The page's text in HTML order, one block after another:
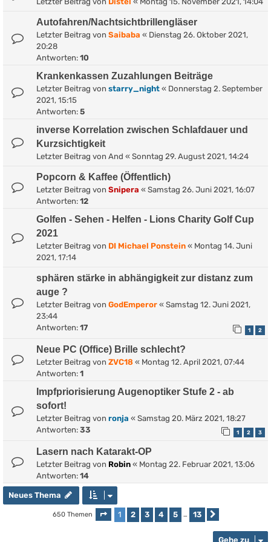
Autofahren/Nachtsichtbrillengläser
Letzter Beitrag von Saibaba « Dienstag 26. Oktober 2021,
20:28
Antworten: 10
Krankenkassen Zuzahlungen Beiträge
Letzter Beitrag von starry_night « Donnerstag 2. September
2021, 15:15
Antworten: 5
inverse Korrelation zwischen Schlafdauer und
Kurzsichtigkeit
Letzter Beitrag von And « Sonntag 29. August 2021, 14:24
Popcorn & Kaffee (Öffentlich)
Letzter Beitrag von Snipera « Samstag 26. Juni 2021, 16:07
Antworten: 12
Golfen - Sehen - Helfen - Lions Charity Golf Cup
2021
Letzter Beitrag von DI Michael Ponstein « Montag 14. Juni
2021, 17:14
sphären stärke in abhängigkeit zur distanz zum
auge ?
Letzter Beitrag von GodEmperor « Samstag 12. Juni 2021,
23:44
Antworten: 17 1 2
Neue PC (Office) Brille schlecht?
Letzter Beitrag von ZVC18 « Montag 12. April 2021, 07:44
Antworten: 1
Impfpriorisierung Augenoptiker Stufe 2 - ab
sofort!
Letzter Beitrag von ronja « Samstag 20. März 2021, 18:27
Antworten: 33 1 2 3
Lasern nach Katarakt-OP
Letzter Beitrag von Robin « Montag 22. Februar 2021, 13:06
Antworten: 14
Neues Thema
650 Themen Seite 1von 13
1 2 3 4 5 … 13
Gehe zu